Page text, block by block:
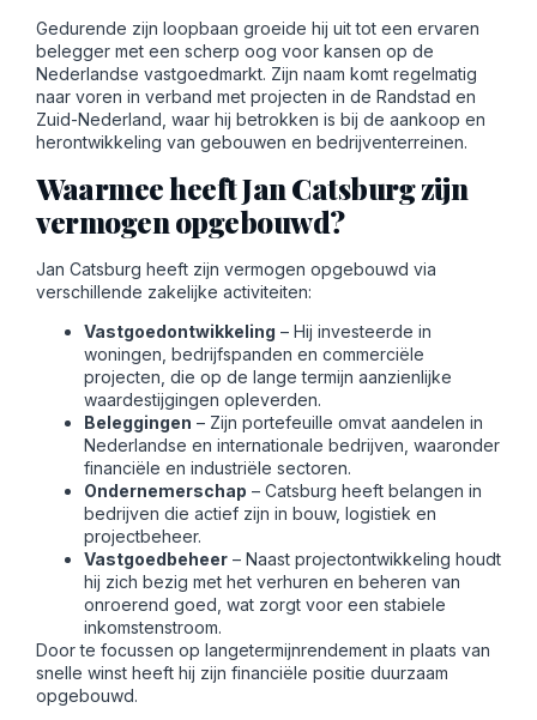
Gedurende zijn loopbaan groeide hij uit tot een ervaren
belegger met een scherp oog voor kansen op de
Nederlandse vastgoedmarkt. Zijn naam komt regelmatig
naar voren in verband met projecten in de Randstad en
Zuid-Nederland, waar hij betrokken is bij de aankoop en
herontwikkeling van gebouwen en bedrijventerreinen.
Waarmee heeft Jan Catsburg zijn
vermogen opgebouwd?
Jan Catsburg heeft zijn vermogen opgebouwd via
verschillende zakelijke activiteiten:
Vastgoedontwikkeling – Hij investeerde in
woningen, bedrijfspanden en commerciële
projecten, die op de lange termijn aanzienlijke
waardestijgingen opleverden.
Beleggingen – Zijn portefeuille omvat aandelen in
Nederlandse en internationale bedrijven, waaronder
financiële en industriële sectoren.
Ondernemerschap – Catsburg heeft belangen in
bedrijven die actief zijn in bouw, logistiek en
projectbeheer.
Vastgoedbeheer – Naast projectontwikkeling houdt
hij zich bezig met het verhuren en beheren van
onroerend goed, wat zorgt voor een stabiele
inkomstenstroom.
Door te focussen op langetermijnrendement in plaats van
snelle winst heeft hij zijn financiële positie duurzaam
opgebouwd.